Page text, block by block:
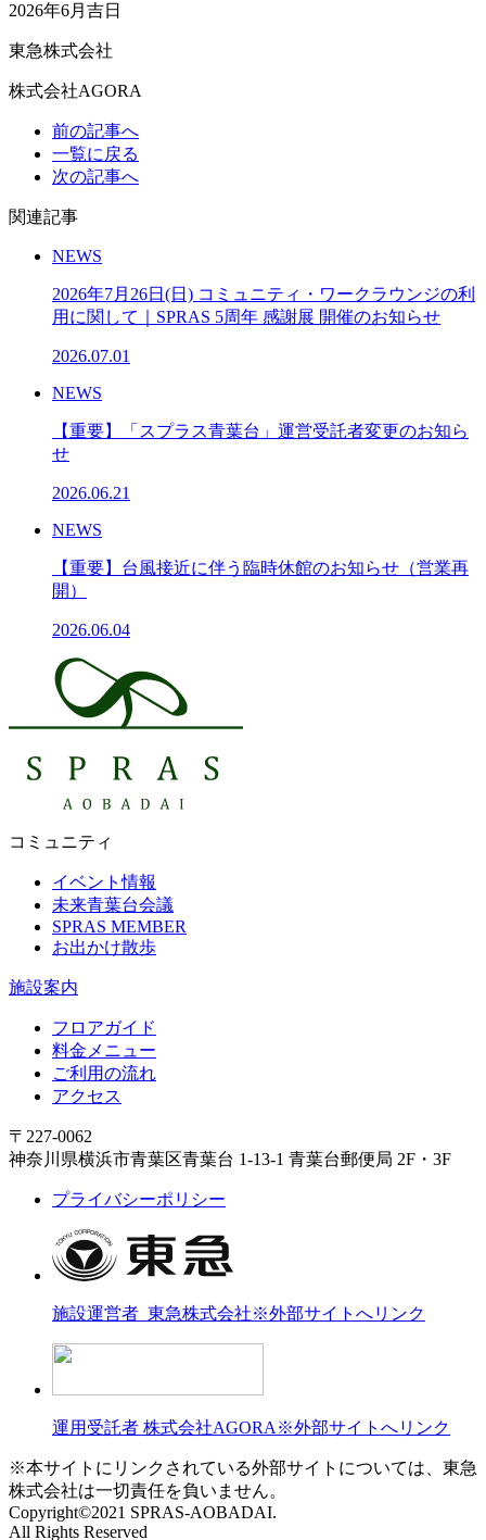
2026年6月吉日
東急株式会社
株式会社AGORA
前の記事へ
一覧に戻る
次の記事へ
関連記事
NEWS
2026年7月26日(日) コミュニティ・ワークラウンジの利
用に関して｜SPRAS 5周年 感謝展 開催のお知らせ
2026.07.01
NEWS
【重要】「スプラス青葉台」運営受託者変更のお知ら
せ
2026.06.21
NEWS
【重要】台風接近に伴う臨時休館のお知らせ（営業再
開）
2026.06.04
コミュニティ
イベント情報
未来青葉台会議
SPRAS MEMBER
お出かけ散歩
施設案内
フロアガイド
料金メニュー
ご利用の流れ
アクセス
〒227-0062
神奈川県横浜市青葉区青葉台 1-13-1 青葉台郵便局 2F・3F
プライバシーポリシー
施設運営者 東急株式会社※外部サイトへリンク
運用受託者 株式会社AGORA ※外部サイトへリンク
※本サイトにリンクされている外部サイトについては、東急
株式会社は一切責任を負いません。
Copyright©2021 SPRAS-AOBADAI.
All Rights Reserved